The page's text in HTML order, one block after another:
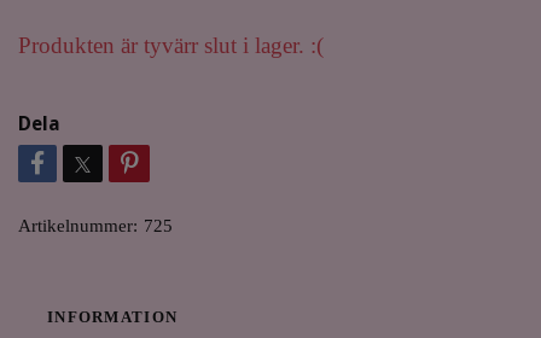
Produkten är tyvärr slut i lager. :(
Dela
Artikelnummer: 725
INFORMATION